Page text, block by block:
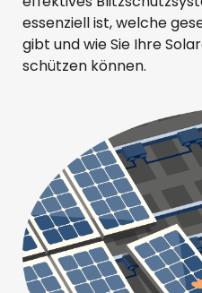
essenziell ist, welche
gibt und wie Sie Ihre
schützen können.